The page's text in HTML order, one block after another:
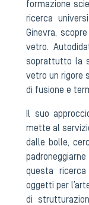
formazione
ricerca
Ginevra,
vetro.
soprattutto la
vetro un rigore
di fusione e
Il suo
mette al
dalle bolle,
questa
oggetti per
di